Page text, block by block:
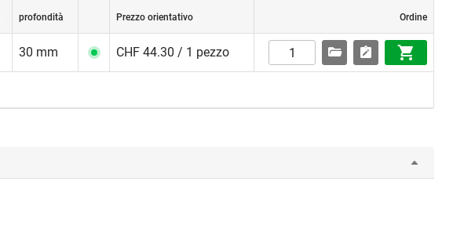
profondità Prezzo orientativo Ordine
30 mm CHF 44.30 / 1 pezzo